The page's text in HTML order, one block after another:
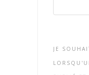
JE